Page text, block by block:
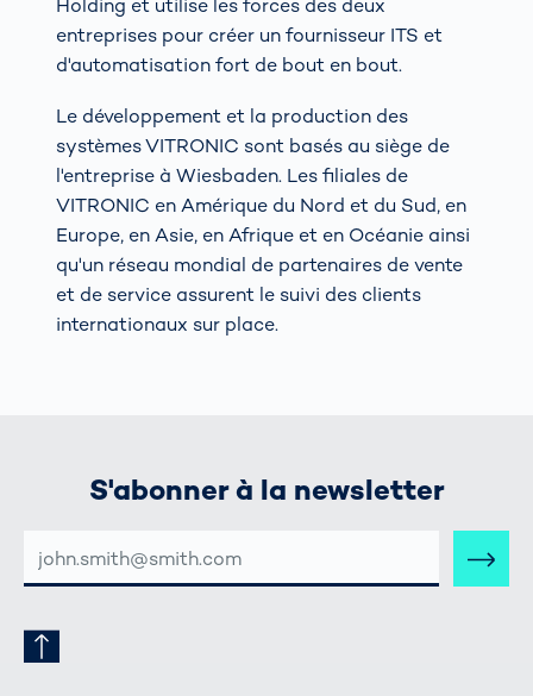
entreprises pour créer un fournisseur ITS et
d'automatisation fort de bout en bout.
Le développement et la production des
systèmes VITRONIC sont basés au siège de
l'entreprise à Wiesbaden. Les filiales de
VITRONIC en Amérique du Nord et du Sud, en
Europe, en Asie, en Afrique et en Océanie ainsi
qu'un réseau mondial de partenaires de vente
et de service assurent le suivi des clients
internationaux sur place.
S'abonner à la newsletter
MAIL